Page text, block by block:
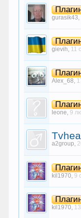
gurasik43,
gievih, 11
Alex_68,
leone, 9
a2group,
kil1970, 9
kil1970,